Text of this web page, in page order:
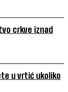
crkve iznad
u vrtić ukoliko